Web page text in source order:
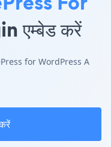
एम्बेड करें
for WordPress A